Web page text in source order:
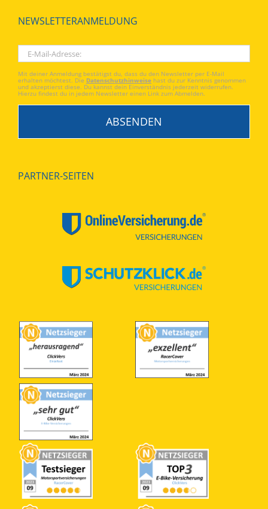
NEWSLETTERANMELDUNG
Mit deiner Anmeldung bestätigst du, dass du den Newsletter per E-Mail
erhalten möchtest. Die Datenschutzhinweise hast du zur Kenntnis genommen
und akzeptierst diese. Du kannst dein Einverständnis jederzeit widerrufen.
Hierzu findest du in jedem Newsletter einen Link zum Abmelden.
PARTNER-SEITEN